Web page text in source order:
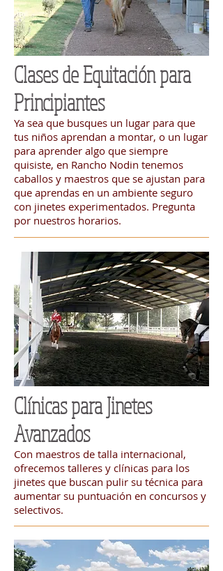
Clases de Equitación para
Principiantes
Ya sea que busques un lugar para que
tus niños aprendan a montar, o un lugar
para aprender algo que siempre
quisiste, en Rancho Nodin tenemos
caballos y maestros que se ajustan para
que aprendas en un ambiente seguro
con jinetes experimentados. Pregunta
por nuestros horarios.
Clínicas para Jinetes
Avanzados
Con maestros de talla internacional,
ofrecemos talleres y clínicas para los
jinetes que buscan pulir su técnica para
aumentar su puntuación en concursos y
selectivos.